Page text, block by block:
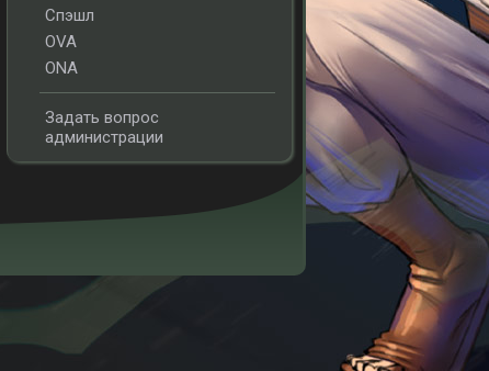
Спэшл
OVA
ONA
Задать вопрос
администрации